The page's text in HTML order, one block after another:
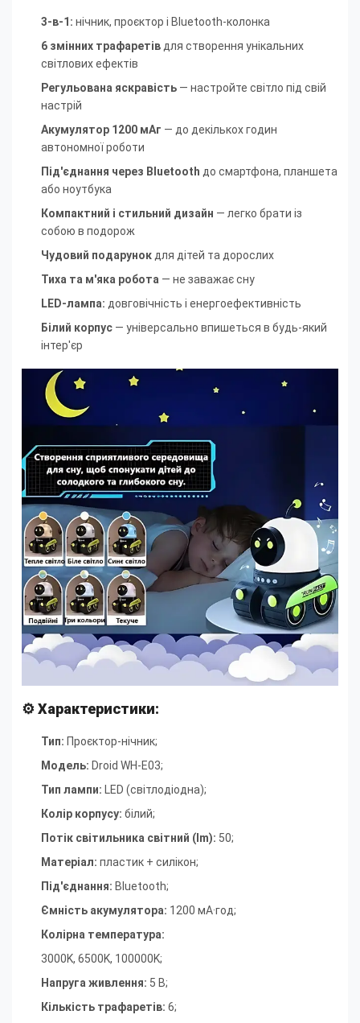
3-в-1: нічник, проєктор і Bluetooth-колонка
6 змінних трафаретівдля створення унікальних
світлових ефектів
Регульована яскравість — настройте світло під свій
настрій
Акумулятор 1200 мАг — до декількох годин
автономної роботи
Під'єднання через Bluetooth до смартфона, планшета
або ноутбука
Компактний і стильний дизайн — легко брати із
собою в подорож
Чудовий подарунокдля дітей та дорослих
Тиха та м'яка робота — не заважає сну
LED-лампа: довговічність і енергоефективність
Білий корпус — універсально впишеться в будь-який
інтер'єр
⚙ Характеристики:
Тип: Проєктор-нічник;
Модель: Droid WH-E03;
Тип лампи: LED (світлодіодна);
Колір корпусу: білий;
Потік світильника світний (lm): 50;
Матеріал: пластик + силікон;
Під'єднання: Bluetooth;
Ємність акумулятора: 1200 мА·год;
Колірна температура:
3000K, 6500K, 100000K;
Напруга живлення: 5 В;
Кількість трафаретів: 6;